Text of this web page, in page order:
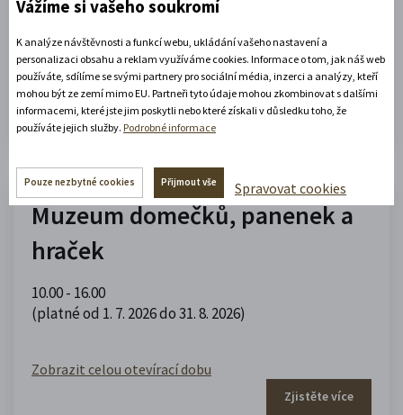
09.00 - 12.00,13.00 - 17.00
(platné od 1. 5. 2026 do 30. 9. 2026)
Zobrazit celou otevírací dobu
Zjistěte více
Muzeum domečků, panenek a
hraček
10.00 - 16.00
(platné od 1. 7. 2026 do 31. 8. 2026)
Zobrazit celou otevírací dobu
Zjistěte více
Vážíme si vašeho soukromí
K analýze návštěvnosti a funkcí webu, ukládání vašeho nastavení a
personalizaci obsahu a reklam využíváme cookies. Informace o tom, jak náš web
používáte, sdílíme se svými partnery pro sociální média, inzerci a analýzy, kteří
mohou být ze zemí mimo EU. Partneři tyto údaje mohou zkombinovat s dalšími
informacemi, které jste jim poskytli nebo které získali v důsledku toho, že
používáte jejich služby. Podrobné informace
Pouze nezbytné cookies Přijmout vše Spravovat cookies